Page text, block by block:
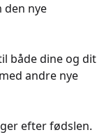
den nye
både dine og dit
andre nye
efter fødslen.